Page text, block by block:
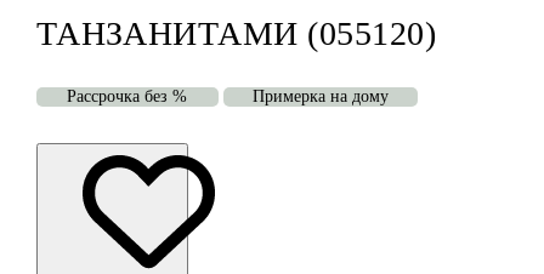
ТАНЗАНИТАМИ (055120)
Рассрочка без % Примерка на дому